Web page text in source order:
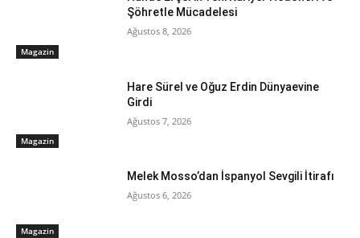
Magazin
Şöhretle Mücadelesi
Ağustos 8, 2026
Magazin
Hare Sürel ve Oğuz Erdin Dünyaevine
Girdi
Ağustos 7, 2026
Magazin
Melek Mosso’dan İspanyol Sevgili İtirafı
Ağustos 6, 2026